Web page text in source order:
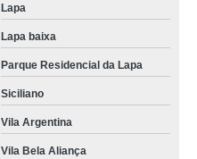
Lapa
Lapa baixa
Parque Residencial da Lapa
Siciliano
Vila Argentina
Vila Bela Aliança